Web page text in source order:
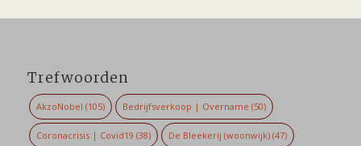
Trefwoorden
AkzoNobel (105) Bedrijfsverkoop | Overname (50)
Coronacrisis | Covid19 (38) De Bleekerij (woonwijk) (47)